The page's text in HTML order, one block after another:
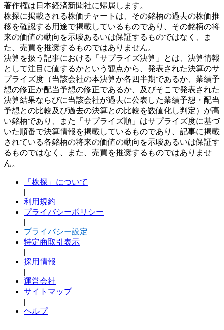
著作権は日本経済新聞社に帰属します。
株探に掲載される株価チャートは、その銘柄の過去の株価推
移を確認する用途で掲載しているものであり、その銘柄の将
来の価値の動向を示唆あるいは保証するものではなく、ま
た、売買を推奨するものではありません。
決算を扱う記事における「サプライズ決算」とは、決算情報
として注目に値するかという観点から、発表された決算のサ
プライズ度（当該会社の本決算か各四半期であるか、業績予
想の修正か配当予想の修正であるか、及びそこで発表された
決算結果ならびに当該会社が過去に公表した業績予想・配当
予想との比較及び過去の決算との比較を数値化し判定）が高
い銘柄であり、また「サプライズ順」はサプライズ度に基づ
いた順番で決算情報を掲載しているものであり、記事に掲載
されている各銘柄の将来の価値の動向を示唆あるいは保証す
るものではなく、また、売買を推奨するものではありませ
ん。
「株探」について
|
利用規約
プライバシーポリシー
|
プライバシー設定
特定商取引表示
|
採用情報
|
運営会社
サイトマップ
|
ヘルプ